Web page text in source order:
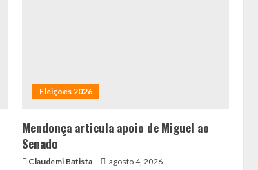
Eleições 2026
Mendonça articula apoio de Miguel ao
Senado
Claudemi Batista agosto 4, 2026